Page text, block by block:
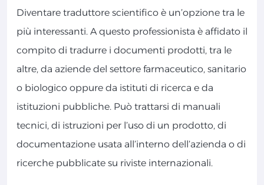
Diventare traduttore scientifico è un’opzione tra le
più interessanti. A questo professionista è affidato il
compito di tradurre i documenti prodotti, tra le
altre, da aziende del settore farmaceutico, sanitario
o biologico oppure da istituti di ricerca e da
istituzioni pubbliche. Può trattarsi di manuali
tecnici, di istruzioni per l’uso di un prodotto, di
documentazione usata all’interno dell’azienda o di
ricerche pubblicate su riviste internazionali.